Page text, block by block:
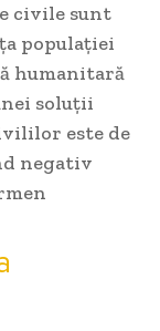
civile sunt
populației
humanitară
soluții
este de
negativ